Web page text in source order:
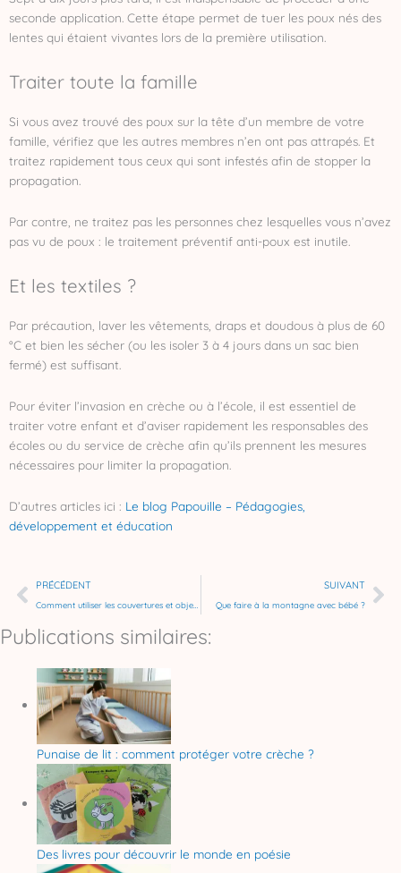
seconde application. Cette étape permet de tuer les poux nés des
lentes qui étaient vivantes lors de la première utilisation.
Traiter toute la famille
Si vous avez trouvé des poux sur la tête d’un membre de votre
famille, vérifiez que les autres membres n’en ont pas attrapés. Et
traitez rapidement tous ceux qui sont infestés afin de stopper la
propagation.
Par contre, ne traitez pas les personnes chez lesquelles vous n’avez
pas vu de poux : le traitement préventif anti-poux est inutile.
Et les textiles ?
Par précaution, laver les vêtements, draps et doudous à plus de 60
°C et bien les sécher (ou les isoler 3 à 4 jours dans un sac bien
fermé) est suffisant.
Pour éviter l’invasion en crèche ou à l’école, il est essentiel de
traiter votre enfant et d’aviser rapidement les responsables des
écoles ou du service de crèche afin qu’ils prennent les mesures
nécessaires pour limiter la propagation.
D’autres articles ici : Le blog Papouille – Pédagogies,
développement et éducation
Précédent
PRÉCÉDENT SUIVANT
Que faire à la montagne avec bébé ?
Publications similaires:
Punaise de lit : comment protéger votre crèche ?
Des livres pour découvrir le monde en poésie